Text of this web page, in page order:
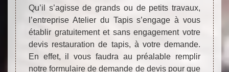
Qu’il s’agisse de grands ou de petits travaux,
l’entreprise Atelier du Tapis s’engage à vous
établir gratuitement et sans engagement votre
devis restauration de tapis, à votre demande.
En effet, il vous faudra au préalable remplir
notre formulaire de demande de devis pour que